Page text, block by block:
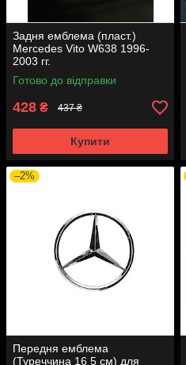
Задня емблема (пласт.)
Mercedes Vito W638 1996-
2003 гг.
Готово до відправки
428 ₴ 437 ₴
Купити
–2%
Передня емблема
(Туреччина 16 5 см) для